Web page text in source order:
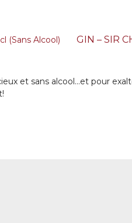
GIN – SIR
et sans alcool…et pour